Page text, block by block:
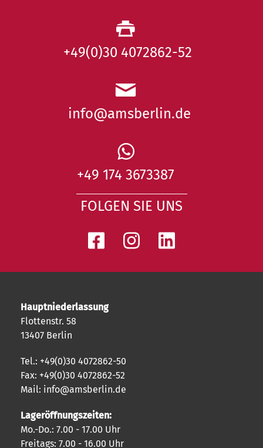
+49(0)30 4072862-52
info@amsberlin.de
+49 174 3673387
FOLGEN SIE UNS
Hauptniederlassung
Flottenstr. 58
13407 Berlin
Tel.: +49(0)30 4072862-50
Fax: +49(0)30 4072862-52
Mail: info@amsberlin.de
Lageröffnungszeiten:
Mo.-Do.: 7.00 - 17.00 Uhr
Freitags: 7.00 - 16.00 Uhr